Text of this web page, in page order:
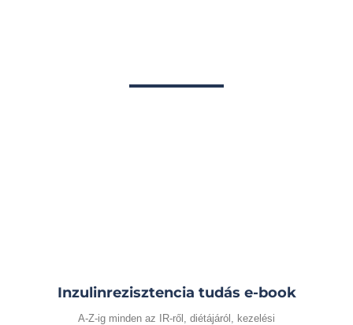
Inzulinrezisztencia tudás e-book
A-Z-ig minden az IR-ről, diétájáról, kezelési